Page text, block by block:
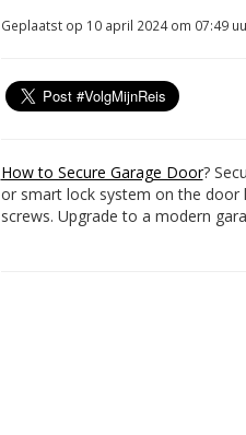
Geplaatst op 10 april 2024 om 07:49
How to Secure Garage Door?
or smart lock system on the door
screws. Upgrade to a modern